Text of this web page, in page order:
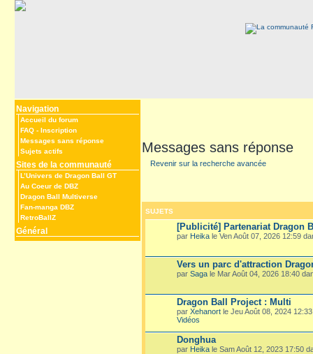
Navigation
Accueil du forum
FAQ - Inscription
Messages sans réponse
Sujets actifs
Sites de la communauté
L’Univers de Dragon Ball GT
Au Coeur de DBZ
Dragon Ball Multiverse
Fan-manga DBZ
RetroBallZ
Général
Messages sans réponse
Revenir sur la recherche avancée
SUJETS
[Publicité] Partenariat Dragon
par Heika le Ven Août 07, 2026 12:59
Vers un parc d'attraction
par Saga le Mar Août 04, 2026 18:40
Dragon Ball Project : Multi
par Xehanort le Jeu Août 08, 2024
Vidéos
Donghua
par Heika le Sam Août 12, 2023 17:50